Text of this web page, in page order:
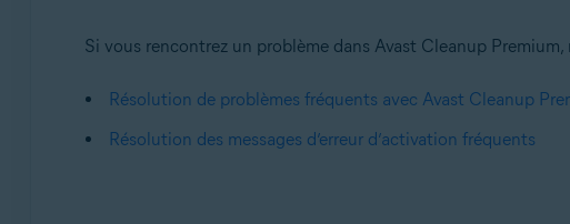
Si vous rencontrez un problème dans Avast Cleanup
Résolution de problèmes fréquents avec Avast Cleanup
Résolution des messages d’erreur d’activation fréquents